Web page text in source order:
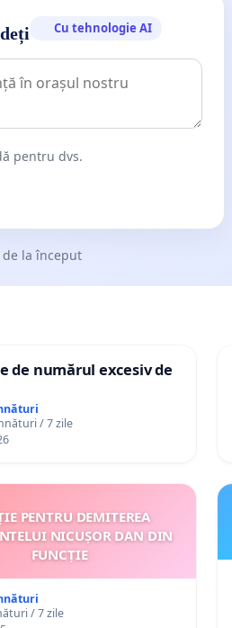
Cu tehnologie AI
pentru dvs.
la început
de numărul excesiv de
/ 7 zile
PENTRU DEMITEREA
NICUȘOR DAN DIN
FUNCȚIE
/ 7 zile